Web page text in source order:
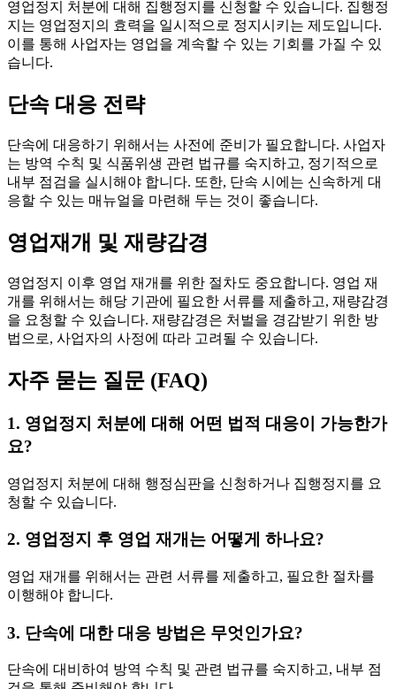
영업정지 처분에 대해 집행정지를 신청할 수 있습니다. 집행정
지는 영업정지의 효력을 일시적으로 정지시키는 제도입니다.
이를 통해 사업자는 영업을 계속할 수 있는 기회를 가질 수 있
습니다.
단속 대응 전략
단속에 대응하기 위해서는 사전에 준비가 필요합니다. 사업자
는 방역 수칙 및 식품위생 관련 법규를 숙지하고, 정기적으로
내부 점검을 실시해야 합니다. 또한, 단속 시에는 신속하게 대
응할 수 있는 매뉴얼을 마련해 두는 것이 좋습니다.
영업재개 및 재량감경
영업정지 이후 영업 재개를 위한 절차도 중요합니다. 영업 재
개를 위해서는 해당 기관에 필요한 서류를 제출하고, 재량감경
을 요청할 수 있습니다. 재량감경은 처벌을 경감받기 위한 방
법으로, 사업자의 사정에 따라 고려될 수 있습니다.
자주 묻는 질문 (FAQ)
1. 영업정지 처분에 대해 어떤 법적 대응이 가능한가
요?
영업정지 처분에 대해 행정심판을 신청하거나 집행정지를 요
청할 수 있습니다.
2. 영업정지 후 영업 재개는 어떻게 하나요?
영업 재개를 위해서는 관련 서류를 제출하고, 필요한 절차를
이행해야 합니다.
3. 단속에 대한 대응 방법은 무엇인가요?
단속에 대비하여 방역 수칙 및 관련 법규를 숙지하고, 내부 점